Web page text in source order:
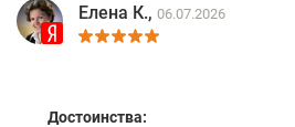
Елена К., 06.07.2026
Достоинства: